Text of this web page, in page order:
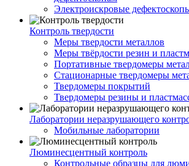
Электроискровые
Контроль твердости
Меры твердости металлов
Меры твёрдости резин и
Портативные твердомеры
Стационарные твердомеры
Твердомеры покрытий
Твердомеры резины и
Лаборатории неразрушающего
Мобильные лаборатории
Люминесцентный контроль
Контрольные образцы для